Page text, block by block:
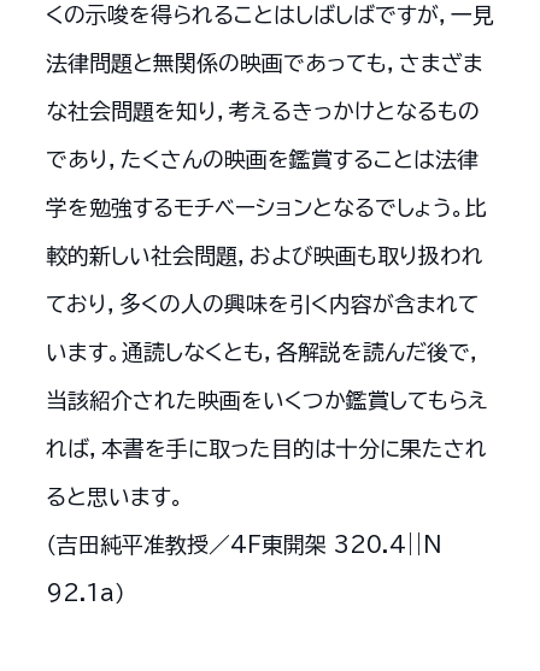
くの示唆を得られることはしばしばですが，一見
法律問題と無関係の映画であっても，さまざま
な社会問題を知り，考えるきっかけとなるもの
であり，たくさんの映画を鑑賞することは法律
学を勉強するモチベーションとなるでしょう。比
較的新しい社会問題，および映画も取り扱われ
ており，多くの人の興味を引く内容が含まれて
います。通読しなくとも，各解説を読んだ後で，
当該紹介された映画をいくつか鑑賞してもらえ
れば，本書を手に取った目的は十分に果たされ
ると思います。
（吉田純平准教授／4F東開架 320.4||N
92.1a）